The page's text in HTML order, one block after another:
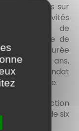
recrutés sur
collectivités
fonctions de
de groupe de
à durée
de trois ans,
du mandat
concernée.
reconduction
maximale de six